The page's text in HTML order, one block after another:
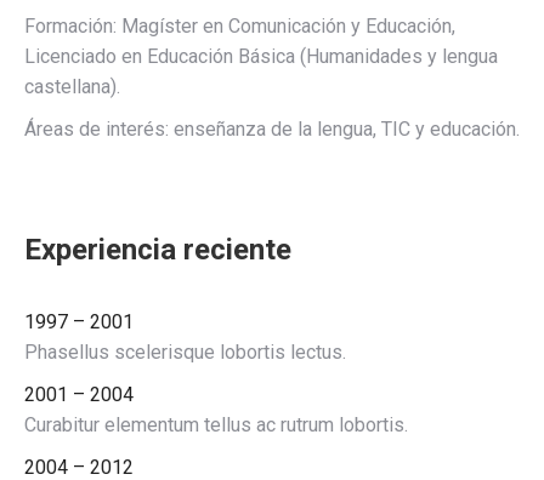
Formación: Magíster en Comunicación y Educación,
Licenciado en Educación Básica (Humanidades y lengua
castellana).
Áreas de interés: enseñanza de la lengua, TIC y educación.
Experiencia reciente
1997 – 2001
Phasellus scelerisque lobortis lectus.
2001 – 2004
Curabitur elementum tellus ac rutrum lobortis.
2004 – 2012